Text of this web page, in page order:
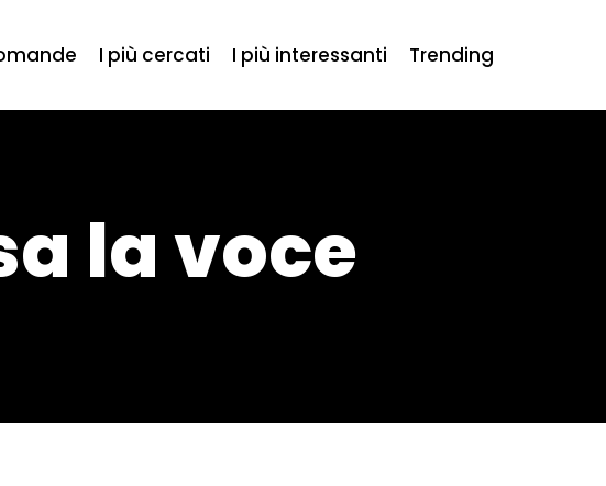
I più cercati I più interessanti Trending
la voce